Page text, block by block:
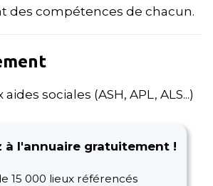
des compétences de chacun.
sociales (ASH, APL, ALS...)
à l'annuaire gratuitement !
15 000 lieux référencés